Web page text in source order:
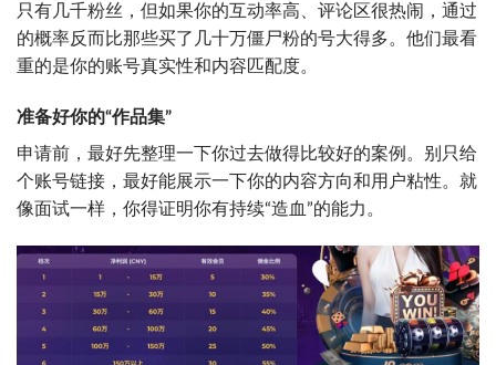
只有几千粉丝，但如果你的互动率高、评论区很热闹，通过
的概率反而比那些买了几十万僵尸粉的号大得多。他们最看
重的是你的账号真实性和内容匹配度。
准备好你的“作品集”
申请前，最好先整理一下你过去做得比较好的案例。别只给
个账号链接，最好能展示一下你的内容方向和用户粘性。就
像面试一样，你得证明你有持续“造血”的能力。